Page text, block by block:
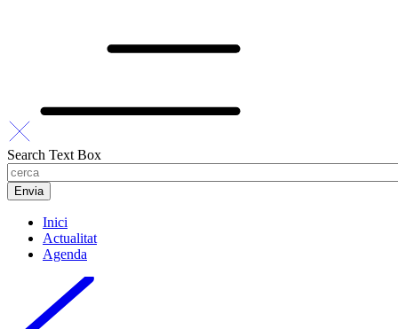
Search Text Box
Inici
Actualitat
Agenda